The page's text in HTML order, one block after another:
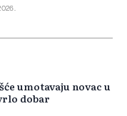
umotavaju novac u
dobar